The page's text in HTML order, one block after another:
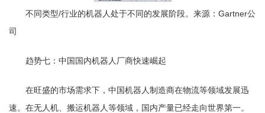
不同类型/行业的机器人处于不同的发展阶段。来源：Gartner公
司
趋势七：中国国内机器人厂商快速崛起
在旺盛的市场需求下，中国机器人制造商在物流等领域发展迅
速。在无人机、搬运机器人等领域，国内产量已经走向世界第一。